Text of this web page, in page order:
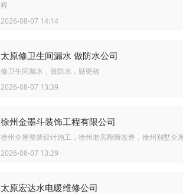
程
2026-08-07 14:14
太原修卫生间漏水 做防水公司
修卫生间漏水，做防水，贴瓷砖
2026-08-07 13:39
徐州金墨斗装饰工程有限公司
徐州全屋整装设计施工，徐州老房翻新改造，徐州别墅全
2026-08-07 13:29
太原宏达水电暖维修公司